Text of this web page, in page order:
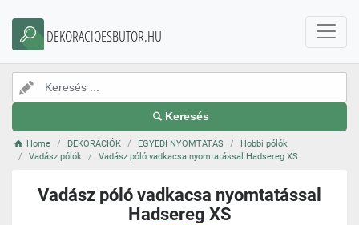
DEKORACIOESBUTOR.HU
Keresés
Home DEKORÁCIÓK EGYEDI NYOMTATÁS
Hobbi pólók
Vadász pólók
Vadász póló vadkacsa nyomtatással Hadsereg XS
Vadász póló vadkacsa nyomtatással
Hadsereg XS